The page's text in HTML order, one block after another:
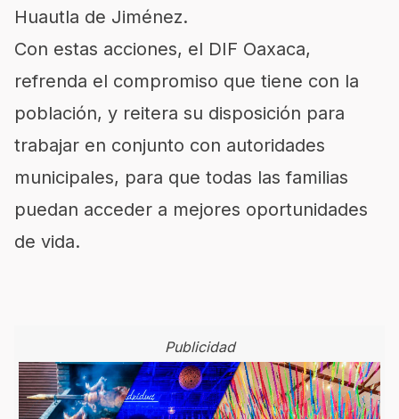
Huautla de Jiménez.
Con estas acciones, el DIF Oaxaca,
refrenda el compromiso que tiene con la
población, y reitera su disposición para
trabajar en conjunto con autoridades
municipales, para que todas las familias
puedan acceder a mejores oportunidades
de vida.
Publicidad